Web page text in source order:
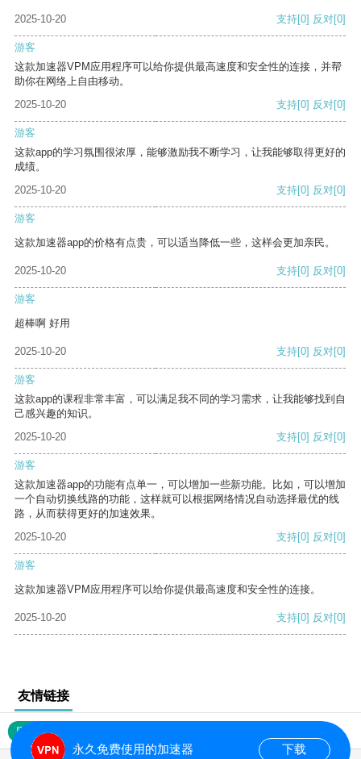
2025-10-20 支持[0] 反对[0]
游客
这款加速器VPM应用程序可以给你提供最高速度和安全性的连接，并帮
助你在网络上自由移动。
2025-10-20
支持[0] 反对[0]
游客
这款app的学习氛围很浓厚，能够激励我不断学习，让我能够取得更好的
成绩。
2025-10-20
支持[0] 反对[0]
游客
这款加速器app的价格有点贵，可以适当降低一些，这样会更加亲民。
2025-10-20 支持[0] 反对[0]
游客
超棒啊 好用
2025-10-20 支持[0] 反对[0]
游客
这款app的课程非常丰富，可以满足我不同的学习需求，让我能够找到自
己感兴趣的知识。
2025-10-20
支持[0] 反对[0]
游客
这款加速器app的功能有点单一，可以增加一些新功能。比如，可以增加
一个自动切换线路的功能，这样就可以根据网络情况自动选择最优的线
路，从而获得更好的加速效果。
2025-10-20
支持[0] 反对[0]
游客
这款加速器VPM应用程序可以给你提供最高速度和安全性的连接。
2025-10-20 支持[0] 反对[0]
友情链接
网站地图
永久免费使用的加速器 下载